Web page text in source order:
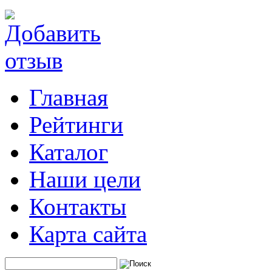
Главная
Рейтинги
Каталог
Наши цели
Контакты
Карта сайта